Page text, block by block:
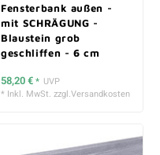
Fensterbank außen -
mit SCHRÄGUNG -
Blaustein grob
geschliffen - 6 cm
58,20 €* UVP
* Inkl. MwSt. zzgl.Versandkosten